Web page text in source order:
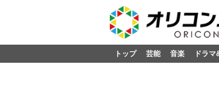
トップ 芸能 音楽 ドラ